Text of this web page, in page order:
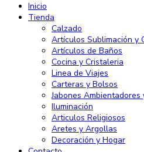
Inicio
Tienda
Calzado
Artículos Sublimación y
Artículos de Baños
Cocina y Cristaleria
Linea de Viajes
Carteras y Bolsos
Jabones Ambientadores
Iluminación
Articulos Religiosos
Aretes y Argollas
Decoración y Hogar